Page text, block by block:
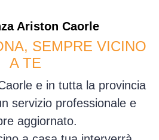
Ariston Caorle
SEMPRE VICINO
A TE
e in tutta la provincia
servizio professionale e
aggiornato.